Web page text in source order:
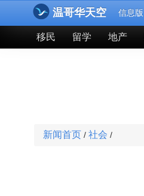
温哥华天空 信息版
移民 留学 地产
新闻首页 / 社会 /